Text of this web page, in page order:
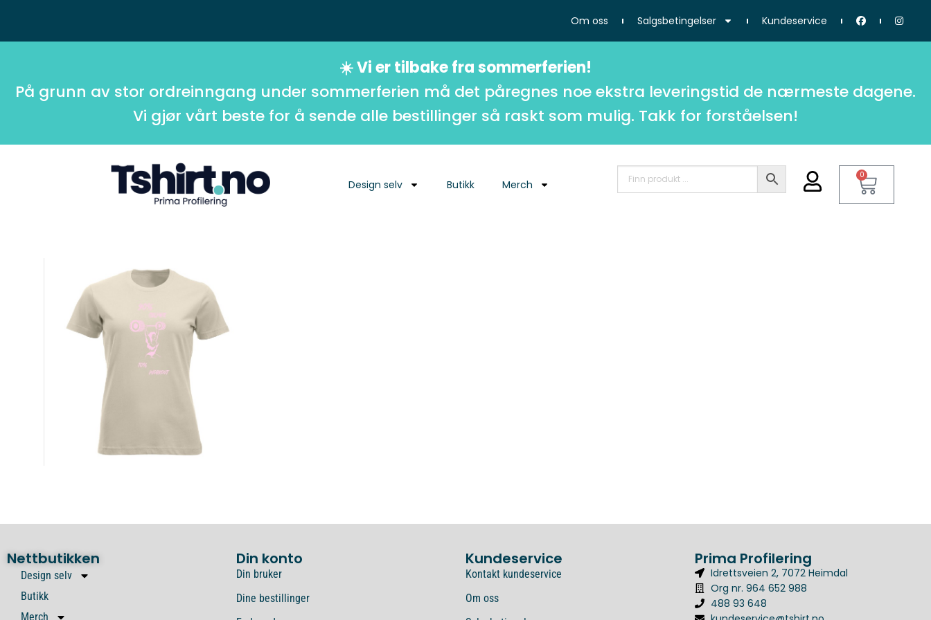
Om oss Salgsbetingelser Kundeservice
☀️ Vi er tilbake fra sommerferien!
På grunn av stor ordreinngang under sommerferien må det påregnes noe ekstra leveringstid de nærmeste dagene.
Vi gjør vårt beste for å sende alle bestillinger så raskt som mulig. Takk for forståelsen!
Design selv Butikk Merch
0
Nettbutikken Din konto Kundeservice Prima Profilering
Design selv
Butikk
Merch
Din bruker
Dine bestillinger
Kontakt kundeservice
Om oss
Idrettsveien 2, 7072 Heimdal
Org nr. 964 652 988
488 93 648